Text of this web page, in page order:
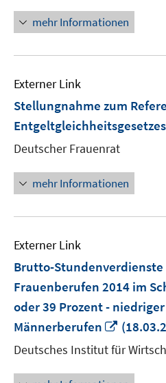
mehr Informationen
Externer Link
Stellungnahme zum
Entgeltgleichheitsgesetzes
Deutscher Frauenrat
mehr Informationen
Externer Link
Brutto-
Frauenberufen 2014 im
oder 39 Prozent -
Männerberufen
In
neuem
Fenster
öffnen
Deutsches Institut für